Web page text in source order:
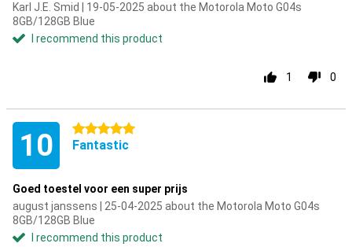
Karl J.E. Smid | 19-05-2025 about the Motorola Moto G04s
8GB/128GB Blue
I recommend this product
1 0
10 5 stars
Fantastic
Goed toestel voor een super prijs
august janssens | 25-04-2025 about the Motorola Moto G04s
8GB/128GB Blue
I recommend this product